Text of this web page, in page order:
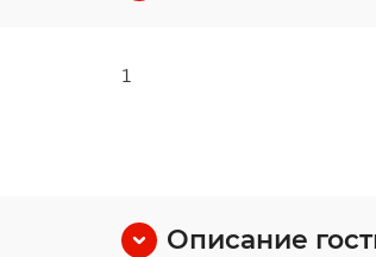
1
Описание